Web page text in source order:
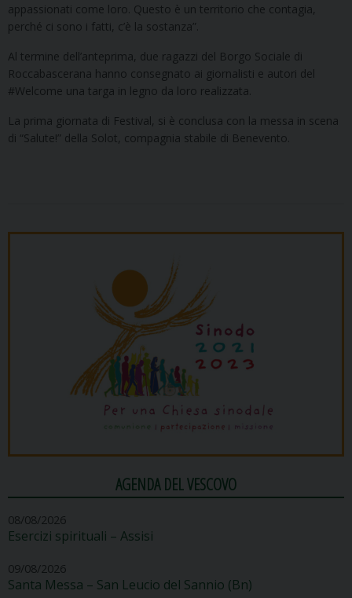
appassionati come loro. Questo è un territorio che contagia,
perché ci sono i fatti, c’è la sostanza”.
Al termine dell’anteprima, due ragazzi del Borgo Sociale di
Roccabascerana hanno consegnato ai giornalisti e autori del
#Welcome una targa in legno da loro realizzata.
La prima giornata di Festival, si è conclusa con la messa in scena
di “Salute!” della Solot, compagnia stabile di Benevento.
AGENDA DEL VESCOVO
08/08/2026
Esercizi spirituali – Assisi
09/08/2026
Santa Messa – San Leucio del Sannio (Bn)